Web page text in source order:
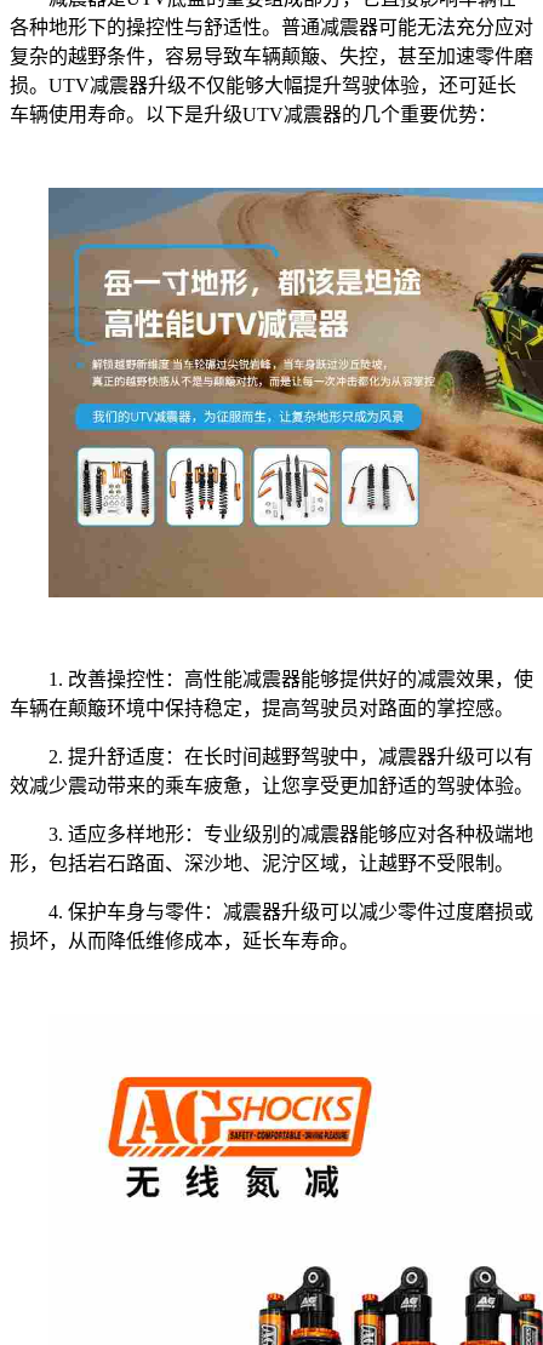
各种地形下的操控性与舒适性。普通减震器可能无法充分应对
复杂的越野条件，容易导致车辆颠簸、失控，甚至加速零件磨
损。UTV减震器升级不仅能够大幅提升驾驶体验，还可延长
车辆使用寿命。以下是升级UTV减震器的几个重要优势：
1. 改善操控性：高性能减震器能够提供好的减震效果，使
车辆在颠簸环境中保持稳定，提高驾驶员对路面的掌控感。
2. 提升舒适度：在长时间越野驾驶中，减震器升级可以有
效减少震动带来的乘车疲惫，让您享受更加舒适的驾驶体验。
3. 适应多样地形：专业级别的减震器能够应对各种极端地
形，包括岩石路面、深沙地、泥泞区域，让越野不受限制。
4. 保护车身与零件：减震器升级可以减少零件过度磨损或
损坏，从而降低维修成本，延长车寿命。